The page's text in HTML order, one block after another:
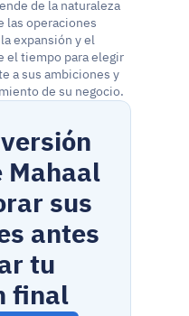
de la naturaleza
las operaciones
expansión y el
el tiempo para elegir
a sus ambiciones y
de su negocio.
sus
antes
tu
final